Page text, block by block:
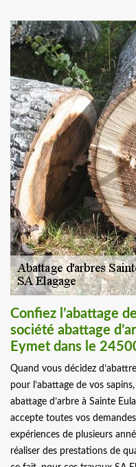
Confiez l’abattage
société abattage
Eymet dans le
Quand vous décidez
pour l’abattage de vos
abattage d’arbre à Sainte
accepte toutes vos
expériences de plusieurs
réaliser des prestations de